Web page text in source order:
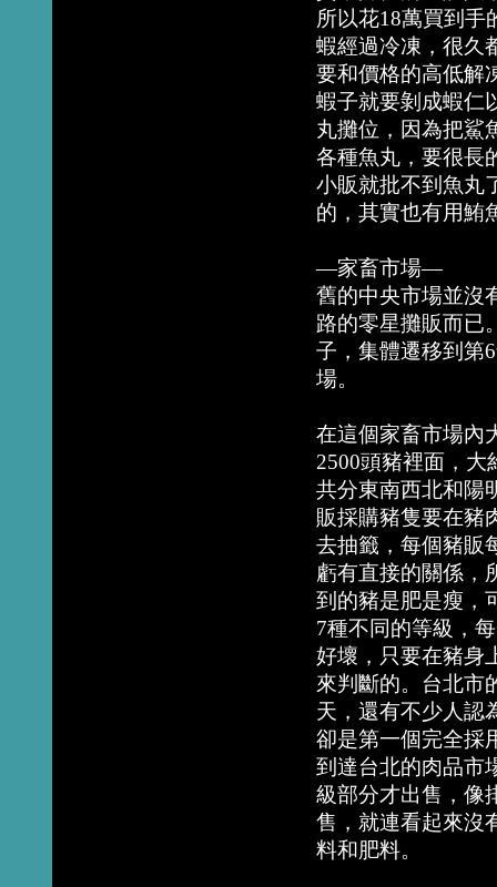
所以花18萬買到手
蝦經過冷凍，很久
要和價格的高低解
蝦子就要剝成蝦仁
丸攤位，因為把鯊
各種魚丸，要很長
小販就批不到魚丸
的，其實也有用鮪
—家畜市場—
舊的中央市場並沒
路的零星攤販而已
子，集體遷移到第
場。
在這個家畜市場內
2500頭豬裡面，
共分東南西北和陽
販採購豬隻要在豬
去抽籤，每個豬販
虧有直接的關係，
到的豬是肥是瘦，
7種不同的等級，
好壞，只要在豬身
來判斷的。台北市
天，還有不少人認
卻是第一個完全採
到達台北的肉品市
級部分才出售，像
售，就連看起來沒
料和肥料。